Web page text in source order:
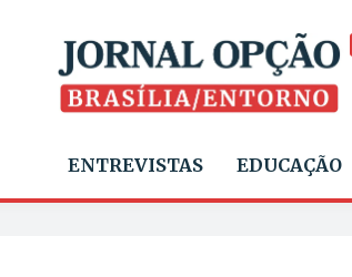
ENTREVISTAS EDUCAÇÃO